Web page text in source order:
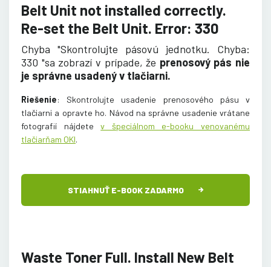
Belt Unit not installed correctly.
Re-set the Belt Unit. Error: 330
Chyba "Skontrolujte pásovú jednotku. Chyba:
330 "sa zobrazí v prípade, že prenosový pás nie
je správne usadený v tlačiarni.
Riešenie: Skontrolujte usadenie prenosového pásu v
tlačiarni a opravte ho. Návod na správne usadenie vrátane
fotografií nájdete
v špeciálnom e-booku venovanému
tlačiarňam OKI.
STIAHNUŤ E-BOOK ZADARMO
Waste Toner Full. Install New Belt